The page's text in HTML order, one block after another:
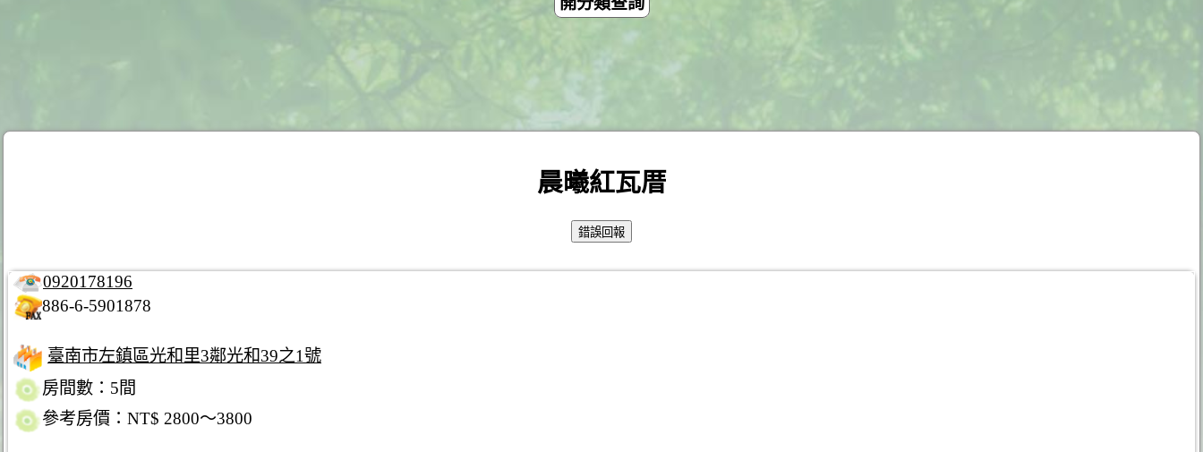
晨曦紅瓦厝
0920178196
886-6-5901878
臺南市左鎮區光和里3鄰光和39之1號
房間數：5間
參考房價：NT$ 2800～3800